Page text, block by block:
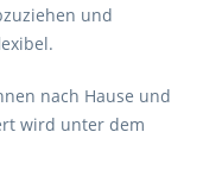
und
nach Hause und
wird unter dem